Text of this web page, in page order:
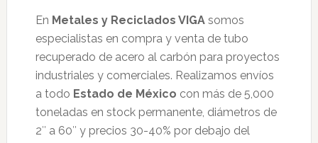
En Metales y Reciclados VIGAsomos
especialistas en compra y venta de tubo
recuperado de acero al carbón para proyectos
industriales y comerciales. Realizamos envíos
a todo Estado de México con más de 5,000
toneladas en stock permanente, diámetros de
2″ a 60″ y precios 30-40% por debajo del